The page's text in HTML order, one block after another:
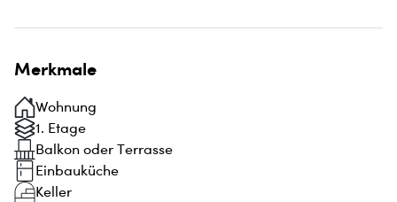
Merkmale
Wohnung
1. Etage
Balkon oder Terrasse
Einbauküche
Keller